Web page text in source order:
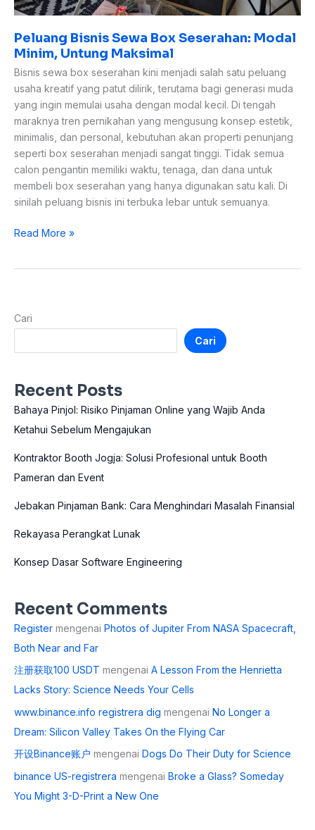
Peluang Bisnis Sewa Box Seserahan: Modal
Minim, Untung Maksimal
Bisnis sewa box seserahan kini menjadi salah satu peluang
usaha kreatif yang patut dilirik, terutama bagi generasi muda
yang ingin memulai usaha dengan modal kecil. Di tengah
maraknya tren pernikahan yang mengusung konsep estetik,
minimalis, dan personal, kebutuhan akan properti penunjang
seperti box seserahan menjadi sangat tinggi. Tidak semua
calon pengantin memiliki waktu, tenaga, dan dana untuk
membeli box seserahan yang hanya digunakan satu kali. Di
sinilah peluang bisnis ini terbuka lebar untuk semuanya.
Read More »
Cari
Cari
Recent Posts
Bahaya Pinjol: Risiko Pinjaman Online yang Wajib Anda
Ketahui Sebelum Mengajukan
Kontraktor Booth Jogja: Solusi Profesional untuk Booth
Pameran dan Event
Jebakan Pinjaman Bank: Cara Menghindari Masalah Finansial
Rekayasa Perangkat Lunak
Konsep Dasar Software Engineering
Recent Comments
Register mengenai Photos of Jupiter From NASA Spacecraft,
Both Near and Far
注册获取100 USDT mengenai A Lesson From the Henrietta
Lacks Story: Science Needs Your Cells
www.binance.info registrera dig mengenai No Longer a
Dream: Silicon Valley Takes On the Flying Car
开设Binance账户 mengenai Dogs Do Their Duty for Science
binance US-registrera mengenai Broke a Glass? Someday
You Might 3-D-Print a New One